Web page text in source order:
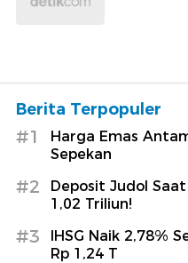
Berita Terpopuler
#1
Harga Emas
Sepekan
#2
Deposit Judol
1,02 Triliun!
#3
IHSG Naik 2,78%
Rp 1,24 T